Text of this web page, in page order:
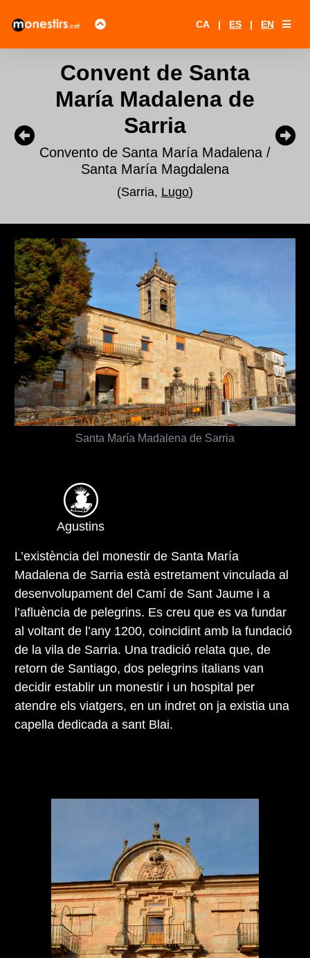
CA | ES | EN
Convent de Santa
María Madalena de
Sarria
Convento de Santa María Madalena /
Santa María Magdalena
(Sarria, Lugo)
Santa María Madalena de Sarria
Agustins
L’existència del monestir de Santa María
Madalena de Sarria està estretament vinculada al
desenvolupament del Camí de Sant Jaume i a
l’afluència de pelegrins. Es creu que es va fundar
al voltant de l’any 1200, coincidint amb la fundació
de la vila de Sarria. Una tradició relata que, de
retorn de Santiago, dos pelegrins italians van
decidir establir un monestir i un hospital per
atendre els viatgers, en un indret on ja existia una
capella dedicada a sant Blai.